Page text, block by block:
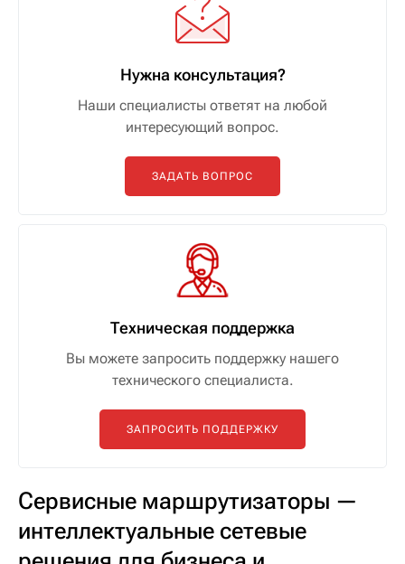
Нужна консультация?
Наши специалисты ответят на любой
интересующий вопрос.
ЗАДАТЬ ВОПРОС
Техническая поддержка
Вы можете запросить поддержку нашего
технического специалиста.
ЗАПРОСИТЬ ПОДДЕРЖКУ
Сервисные маршрутизаторы —
интеллектуальные сетевые